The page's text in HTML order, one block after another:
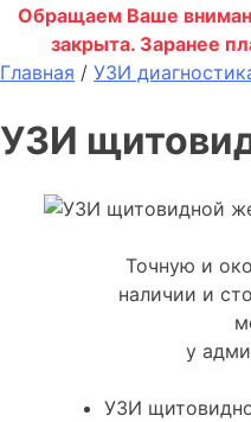
Обращаем Ваше
закрыта. Заранее
Главная / УЗИ
УЗИ
Точную и
наличии и
у
УЗИ